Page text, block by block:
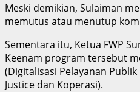
Meski demikian, Sulaiman
memutus atau menutup
Sementara itu, Ketua FWP
Keenam program tersebut
(Digitalisasi Pelayanan
Justice dan Koperasi).